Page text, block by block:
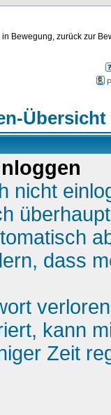
in Bewegung, zurück zur
Übersicht
nicht
dass
kann
Zeit